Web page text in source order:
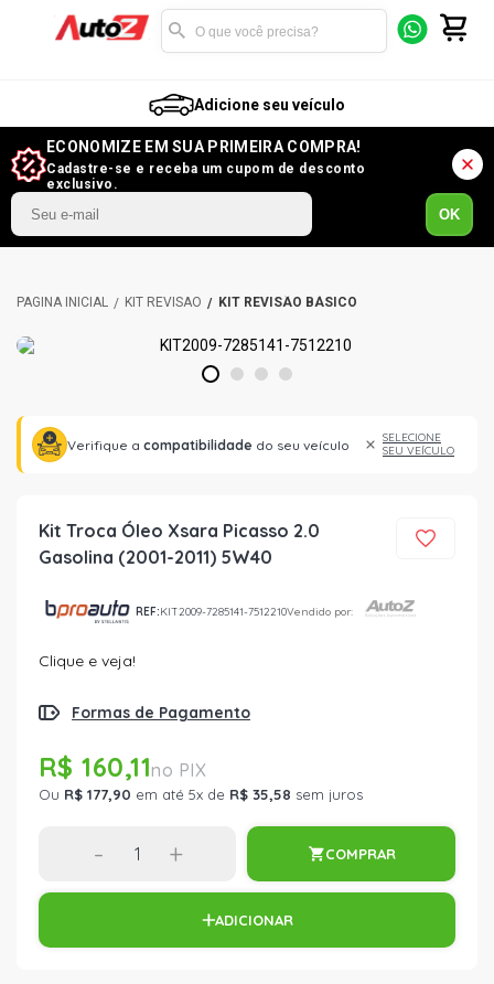
Adicione seu veículo
ECONOMIZE EM SUA PRIMEIRA COMPRA!
Cadastre-se e receba um cupom de desconto
exclusivo.
OK
KIT REVISÃO KIT REVISÃO BÁSICO
1 2 3 4
Verifique a compatibilidade do seu veículo
SELECIONE
SEU VEÍCULO
Kit Troca Óleo Xsara Picasso 2.0
Gasolina (2001-2011) 5W40
REF:KIT2009-7285141-7512210Vendido por:
Clique e veja!
Formas de Pagamento
R$ 160,11
Ou R$ 177,90 em até 5x de R$ 35,58 sem juros
- + COMPRAR
ADICIONAR